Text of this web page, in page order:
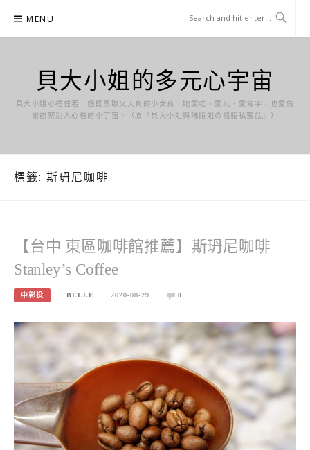
content
MENU
貝大小姐的多元心宇宙
貝大小姐心裡住著一個既勇敢又天真的小女孩，她愛吃、愛玩、愛寫字，也愛偷
偷觀察別人心裡的小宇宙。（原『貝大小姐與瑞餚姐の囂脂私蜜話』）
標籤: 斯玬尼咖啡
【台中 東區咖啡館推薦】斯玬尼咖啡
Stanley’s Coffee
中彰投 BELLE 2020-08-29 0